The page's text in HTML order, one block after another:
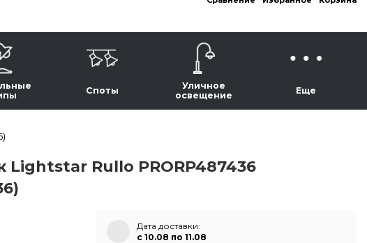
Споты
Уличное
освещение
Еще
Lightstar Rullo PRORP487436
Дата доставки:
с 10.08 по 11.08